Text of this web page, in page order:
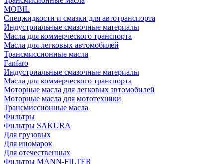
MOBIL
Cпецжидкости и смазки для автотранспорта
Индустриальные смазочные материалы
Масла для коммерческого транспорта
Масла для легковых автомобилей
Трансмиссионные масла
Fanfaro
Индустриальные смазочные материалы
Масла для коммерческого транспорта
Моторные масла для легковых автомобилей
Моторные масла для мототехники
Трансмиссионные масла
Фильтры
Фильтры SAKURA
Для грузовых
Для иномарок
Для отечественных
Фильтры MANN-FILTER